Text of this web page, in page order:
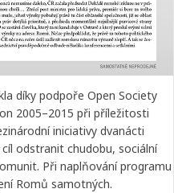
díky podpoře Open Society
2005–2015 při příležitosti
iniciativy dvanácti
odstranit chudobu, sociální
Při naplňování programu
Romů samotných.